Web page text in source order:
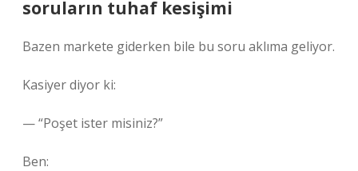
soruların tuhaf kesişimi
Bazen markete giderken bile bu soru aklıma geliyor.
Kasiyer diyor ki:
— “Poşet ister misiniz?”
Ben: